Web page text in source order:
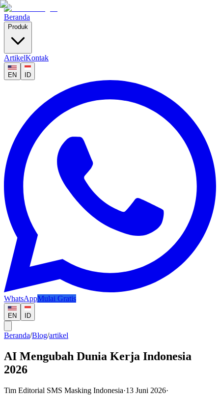
Beranda
Produk
ArtikelKontak
EN ID
WhatsAppMulai Gratis
EN ID
Beranda/Blog/artikel
AI Mengubah Dunia Kerja Indonesia
2026
Tim Editorial SMS Masking Indonesia·13 Juni 2026·